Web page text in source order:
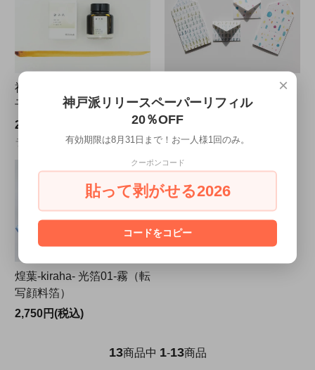
神戸派計画オリジナル｜砂
子色（いさごいろ）
2,530円(税込)
ラメ入り
825円(税込)
全6種
煌葉-kiraha- 光箔01-霧（転
写顔料箔）
2,750円(税込)
13商品中 1-13商品
×
神戸派リリースペーパーリフィル
20％OFF
有効期限は8月31日まで！お一人様1回のみ。
クーポンコード
貼って剥がせる2026
コードをコピー